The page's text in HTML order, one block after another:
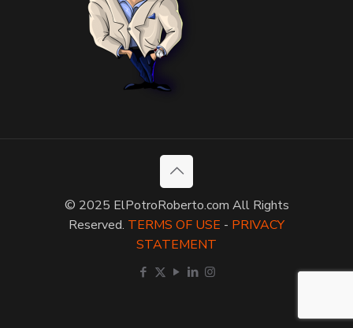
© 2025 ElPotroRoberto.com All Rights
Reserved. TERMS OF USE - PRIVACY
STATEMENT